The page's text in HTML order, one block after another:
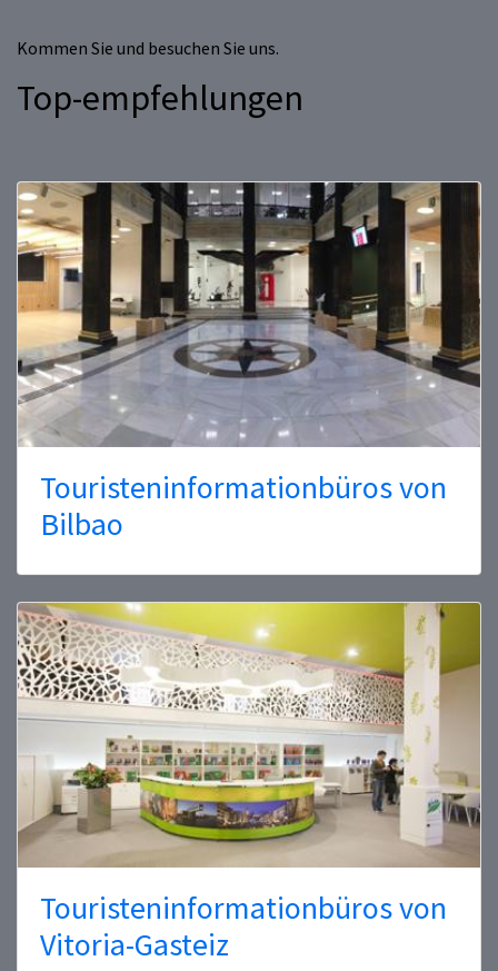
Kommen Sie und besuchen Sie uns.
Top-empfehlungen
Touristeninformationbüros von
Bilbao
Touristeninformationbüros von
Vitoria-Gasteiz